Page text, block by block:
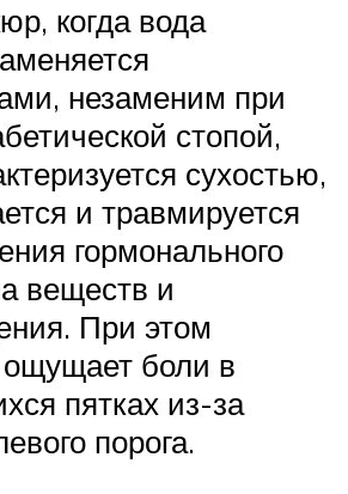
когда вода
незаменим при
стопой,
сухостью,
и травмируется
гормонального
веществ и
При этом
боли в
пятках из-за
порога.